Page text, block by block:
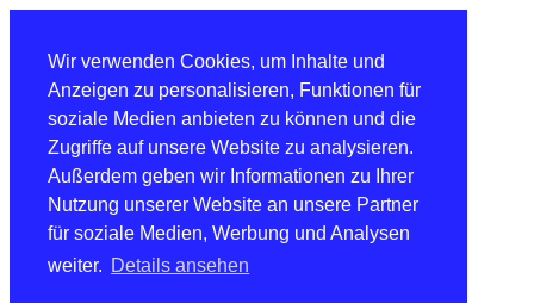
Wir verwenden Cookies, um Inhalte und
Anzeigen zu personalisieren, Funktionen für
soziale Medien anbieten zu können und die
Zugriffe auf unsere Website zu analysieren.
Außerdem geben wir Informationen zu Ihrer
Nutzung unserer Website an unsere Partner
für soziale Medien, Werbung und Analysen
weiter. Details ansehen